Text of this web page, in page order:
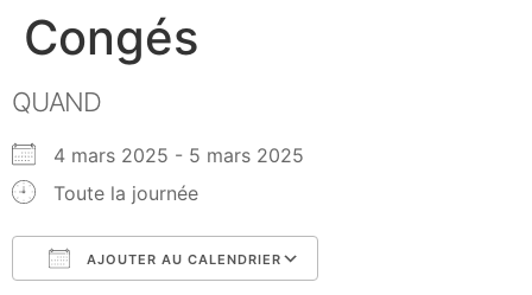
Congés
QUAND
4 mars 2025 - 5 mars 2025
Toute la journée
AJOUTER AU CALENDRIER